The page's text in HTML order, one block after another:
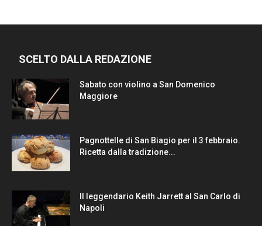
SCELTO DALLA REDAZIONE
Sabato con violino a San Domenico
Maggiore
Pagnottelle di San Biagio per il 3 febbraio.
Ricetta dalla tradizione...
Il leggendario Keith Jarrett al San Carlo di
Napoli